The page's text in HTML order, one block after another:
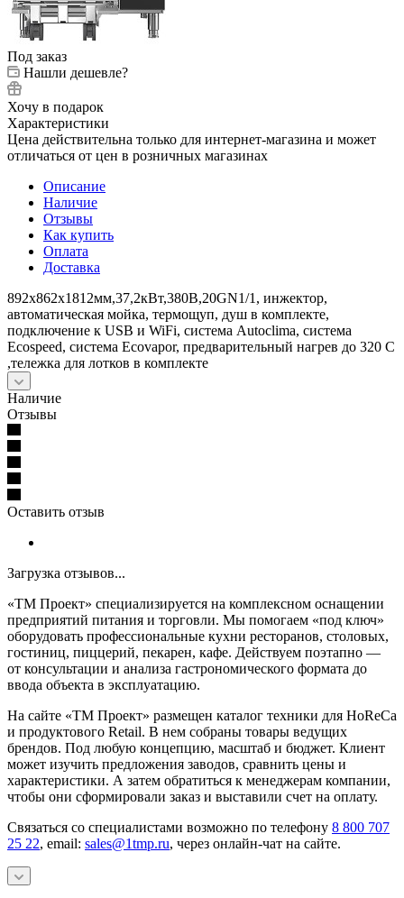
Под заказ
Нашли дешевле?
Хочу в подарок
Характеристики
Цена действительна только для интернет-магазина и может
отличаться от цен в розничных магазинах
Описание
Наличие
Отзывы
Как купить
Оплата
Доставка
892х862х1812мм,37,2кВт,380В,20GN1/1, инжектор,
автоматическая мойка, термощуп, душ в комплекте,
подключение к USB и WiFi, система Autoclima, система
Ecospeed, система Ecovapor, предварительный нагрев до 320 С
,тележка для лотков в комплекте
Наличие
Отзывы
Оставить отзыв
Загрузка отзывов...
«ТМ Проект» специализируется на комплексном оснащении
предприятий питания и торговли. Мы помогаем «под ключ»
оборудовать профессиональные кухни ресторанов, столовых,
гостиниц, пиццерий, пекарен, кафе. Действуем поэтапно —
от консультации и анализа гастрономического формата до
ввода объекта в эксплуатацию.
На сайте «ТМ Проект» размещен каталог техники для HoReCa
и продуктового Retail. В нем собраны товары ведущих
брендов. Под любую концепцию, масштаб и бюджет. Клиент
может изучить предложения заводов, сравнить цены и
характеристики. А затем обратиться к менеджерам компании,
чтобы они сформировали заказ и выставили счет на оплату.
Связаться со специалистами возможно по телефону 8 800 707
25 22, email: sales@1tmp.ru, через онлайн-чат на сайте.